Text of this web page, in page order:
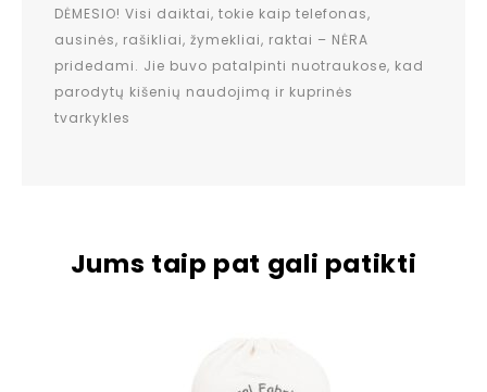
DĖMESIO! Visi daiktai, tokie kaip telefonas,
ausinės, rašikliai, žymekliai, raktai – NĖRA
pridedami. Jie buvo patalpinti nuotraukose, kad
parodytų kišenių naudojimą ir kuprinės
tvarkykles
Jums taip pat gali patikti